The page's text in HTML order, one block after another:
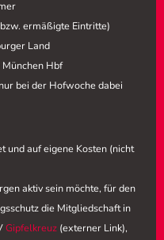
ermäßigte Eintritte)
Land
München Hbf
bei der Hofwoche dabei
auf eigene Kosten (nicht
aktiv sein möchte, für den
die Mitgliedschaft in
Gipfelkreuz (externer Link),